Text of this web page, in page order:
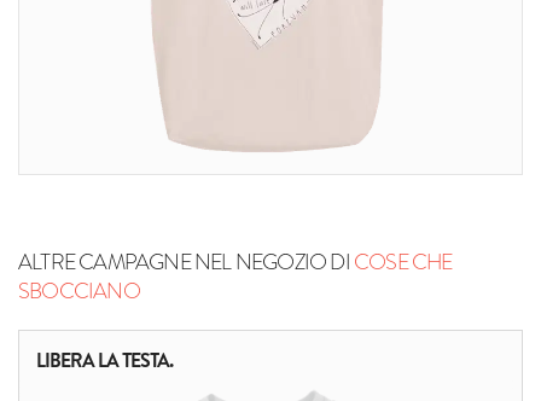
ALTRE CAMPAGNE NEL NEGOZIO DICOSE CHE
SBOCCIANO
LIBERA LA TESTA.